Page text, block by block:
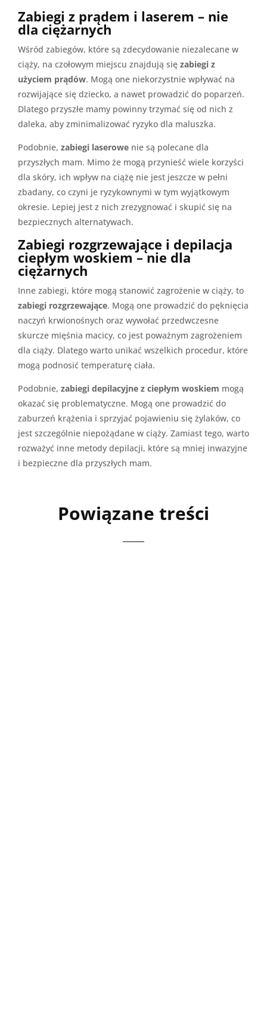
Zabiegi z prądem i laserem – nie
dla ciężarnych
Wśród zabiegów, które są zdecydowanie niezalecane w
ciąży, na czołowym miejscu znajdują się zabiegi z
użyciem prądów. Mogą one niekorzystnie wpływać na
rozwijające się dziecko, a nawet prowadzić do poparzeń.
Dlatego przyszłe mamy powinny trzymać się od nich z
daleka, aby zminimalizować ryzyko dla maluszka.
Podobnie, zabiegi laserowe nie są polecane dla
przyszłych mam. Mimo że mogą przynieść wiele korzyści
dla skóry, ich wpływ na ciążę nie jest jeszcze w pełni
zbadany, co czyni je ryzykownymi w tym wyjątkowym
okresie. Lepiej jest z nich zrezygnować i skupić się na
bezpiecznych alternatywach.
Zabiegi rozgrzewające i depilacja
ciepłym woskiem – nie dla
ciężarnych
Inne zabiegi, które mogą stanowić zagrożenie w ciąży, to
zabiegi rozgrzewające. Mogą one prowadzić do pęknięcia
naczyń krwionośnych oraz wywołać przedwczesne
skurcze mięśnia macicy, co jest poważnym zagrożeniem
dla ciąży. Dlatego warto unikać wszelkich procedur, które
mogą podnosić temperaturę ciała.
Podobnie, zabiegi depilacyjne z ciepłym woskiem mogą
okazać się problematyczne. Mogą one prowadzić do
zaburzeń krążenia i sprzyjać pojawieniu się żylaków, co
jest szczególnie niepożądane w ciąży. Zamiast tego, warto
rozważyć inne metody depilacji, które są mniej inwazyjne
i bezpieczne dla przyszłych mam.
Powiązane treści